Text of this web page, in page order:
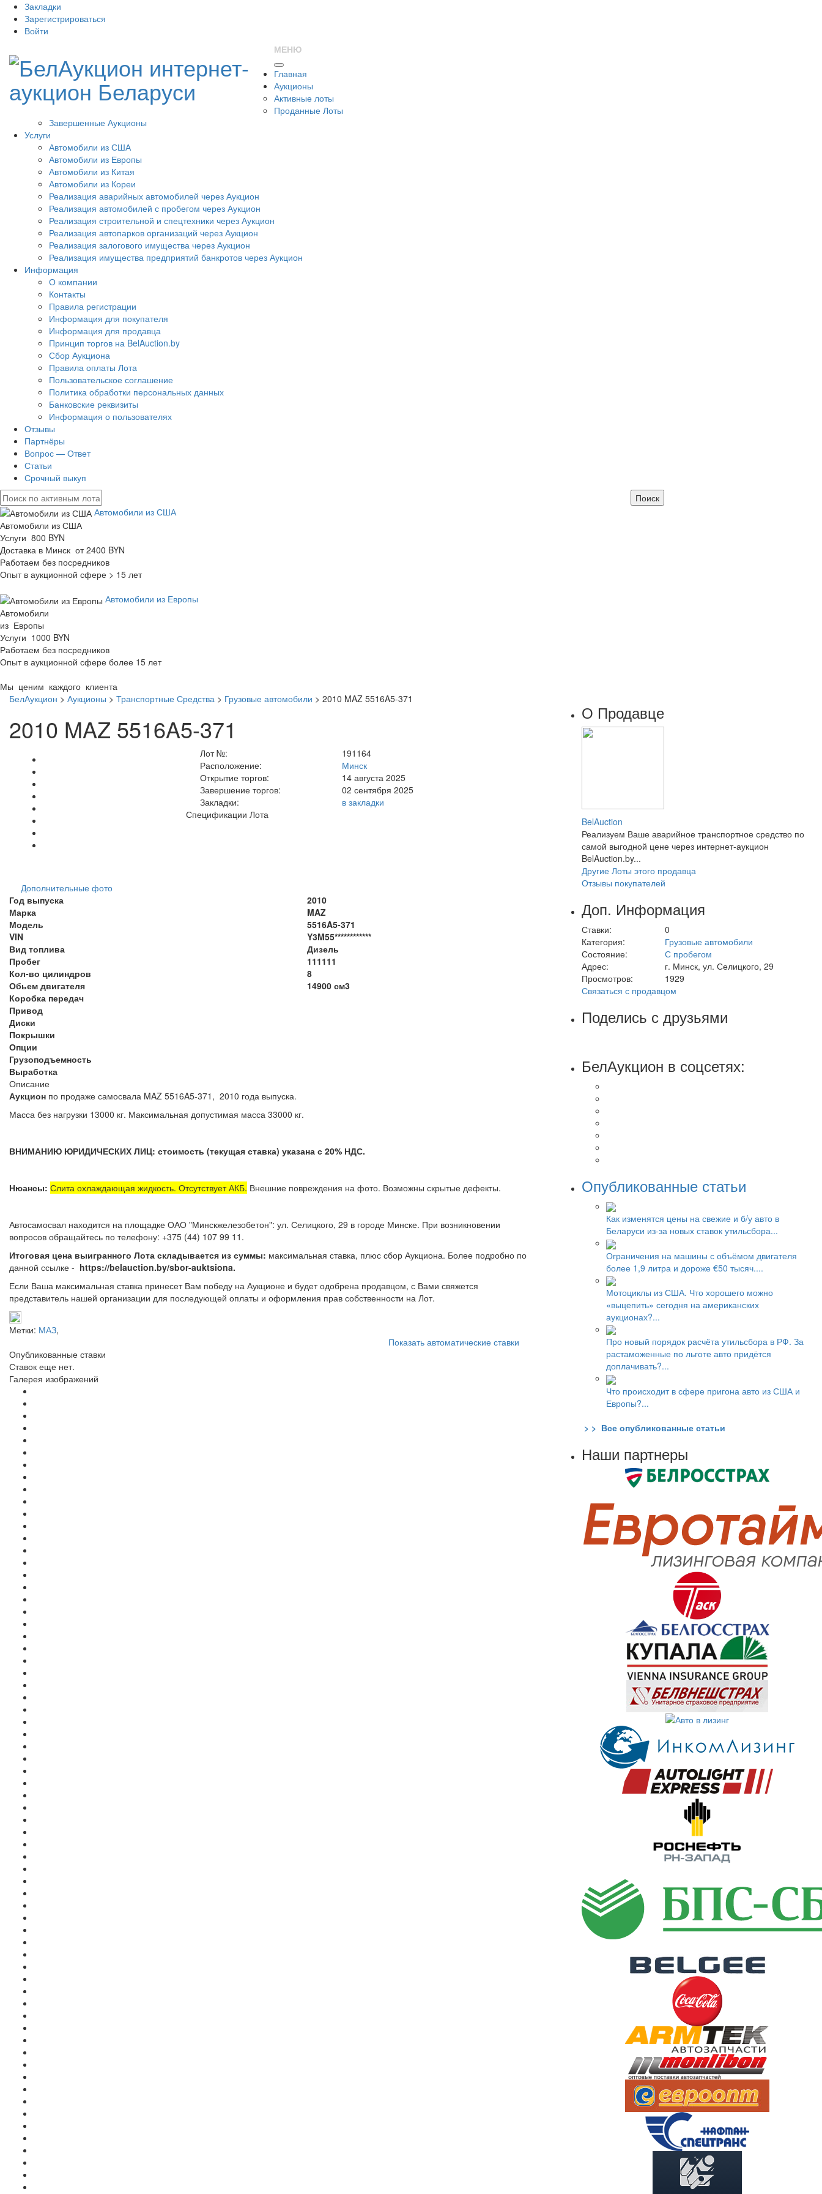
Закладки
Зарегистрироваться
Войти
МЕНЮ
Главная
Аукционы
Активные лоты
Проданные Лоты
Завершенные Аукционы
Услуги
Автомобили из США
Автомобили из Европы
Автомобили из Китая
Автомобили из Кореи
Реализация аварийных автомобилей через Аукцион
Реализация автомобилей с пробегом через Аукцион
Реализация строительной и спецтехники через Аукцион
Реализация автопарков организаций через Аукцион
Реализация залогового имущества через Аукцион
Реализация имущества предприятий банкротов через Аукцион
Информация
О компании
Контакты
Правила регистрации
Информация для покупателя
Информация для продавца
Принцип торгов на BelAuction.by
Сбор Аукциона
Правила оплаты Лота
Пользовательское соглашение
Политика обработки персональных данных
Банковские реквизиты
Информация о пользователях
Отзывы
Партнёры
Вопрос — Ответ
Статьи
Срочный выкуп
Автомобили из США
Автомобили из США
Услуги 800 BYN
Доставка в Минск от 2400 BYN
Работаем без посредников
Опыт в аукционной сфере > 15 лет
Автомобили из Европы
Автомобили
из Европы
Услуги 1000 BYN
Работаем без посредников
Опыт в аукционной сфере более 15 лет
Мы ценим каждого клиента
БелАукцион > Аукционы > Транспортные Средства > Грузовые автомобили > 2010 MAZ 5516A5-371
2010 MAZ 5516A5-371
Дополнительные фото
Лот №:
191164
Расположение:
Минск
Открытие торгов:
14 августа 2025
Завершение торгов:
02 сентября 2025
Закладки:
в закладки
Спецификации Лота
Год выпуска
2010
Марка
MAZ
Модель
5516A5-371
VIN
Y3M55************
Вид топлива
Дизель
Пробег
111111
Кол-во цилиндров
8
Обьем двигателя
14900 см3
Коробка передач
Привод
Диски
Покрышки
Опции
Грузоподъемность
Выработка
Описание
Аукцион по продаже самосвала MAZ 5516A5-371, 2010 года выпуска.
Масса без нагрузки 13000 кг. Максимальная допустимая масса 33000 кг.
ВНИМАНИЮ ЮРИДИЧЕСКИХ ЛИЦ: стоимость (текущая ставка) указана с 20% НДС.
Нюансы: Слита охлаждающая жидкость. Отсутствует АКБ. Внешние повреждения на фото. Возможны скрытые дефекты.
Автосамосвал находится на площадке ОАО "Минскжелезобетон": ул. Селицкого, 29 в городе Минске. При возникновении
вопросов обращайтесь по телефону: +375 (44) 107 99 11.
Итоговая цена выигранного Лота складывается из суммы: максимальная ставка, плюс сбор Аукциона. Более подробно по
данной ссылке - https://belauction.by/sbor-auktsiona.
Если Ваша максимальная ставка принесет Вам победу на Аукционе и будет одобрена продавцом, с Вами свяжется
представитель нашей организации для последующей оплаты и оформления прав собственности на Лот.
Метки: МАЗ,
Показать автоматические ставки
Опубликованные ставки
Ставок еще нет.
Галерея изображений
О Продавце
BelAuction
Реализуем Ваше аварийное транспортное средство по
самой выгодной цене через интернет-аукцион
BelAuction.by...
Другие Лоты этого продавца
Отзывы покупателей
Доп. Информация
Ставки:
0
Категория:
Грузовые автомобили
Состояние:
С пробегом
Адрес:
г. Минск, ул. Селицкого, 29
Просмотров:
1929
Связаться с продавцом
Поделись с друзьями
БелАукцион в соцсетях:
Опубликованные статьи
Как изменятся цены на свежие и б/у авто в
Беларуси из-за новых ставок утильсбора...
Ограничения на машины с объёмом двигателя
более 1,9 литра и дороже €50 тысяч....
Мотоциклы из США. Что хорошего можно
«выцепить» сегодня на американских
аукционах?...
Про новый порядок расчёта утильсбора в РФ. За
растаможенные по льготе авто придётся
доплачивать?...
Что происходит в сфере пригона авто из США и
Европы?...
> > Все опубликованные статьи
Наши партнеры